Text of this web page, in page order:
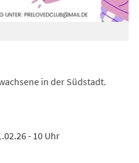
in der Südstadt.
- 10 Uhr